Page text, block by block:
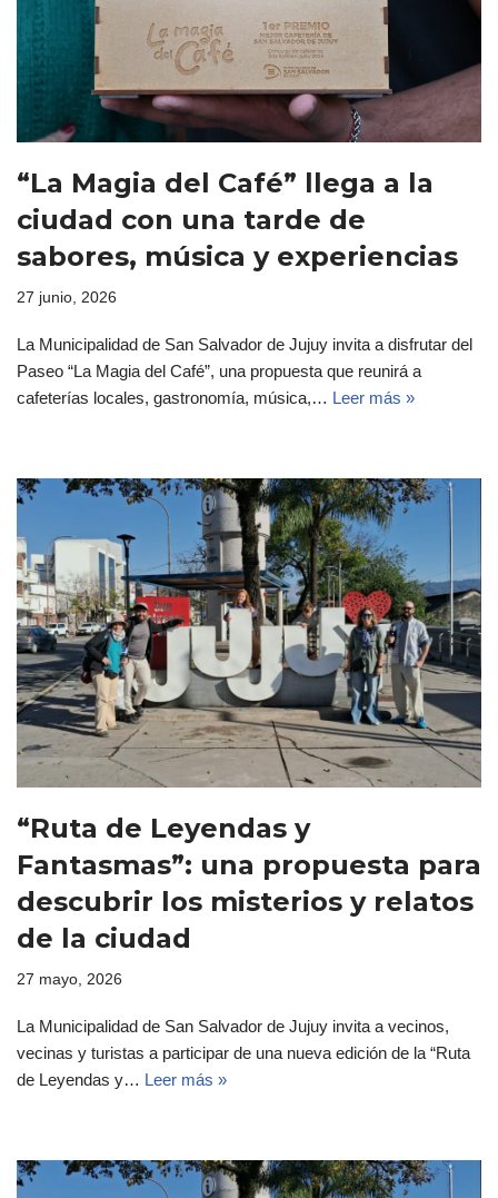
“La Magia del Café” llega a la
ciudad con una tarde de
sabores, música y experiencias
27 junio, 2026
La Municipalidad de San Salvador de Jujuy invita a disfrutar del
Paseo “La Magia del Café”, una propuesta que reunirá a
cafeterías locales, gastronomía, música,… Leer más »
“Ruta de Leyendas y
Fantasmas”: una propuesta para
descubrir los misterios y relatos
de la ciudad
27 mayo, 2026
La Municipalidad de San Salvador de Jujuy invita a vecinos,
vecinas y turistas a participar de una nueva edición de la “Ruta
de Leyendas y… Leer más »